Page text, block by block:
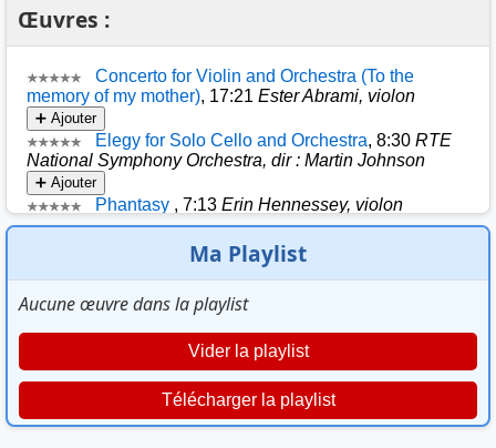
Œuvres :
Ma Playlist
Aucune œuvre dans la playlist
Vider la playlist
Télécharger la playlist